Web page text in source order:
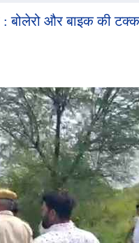
: बोलेरो और बाइक की